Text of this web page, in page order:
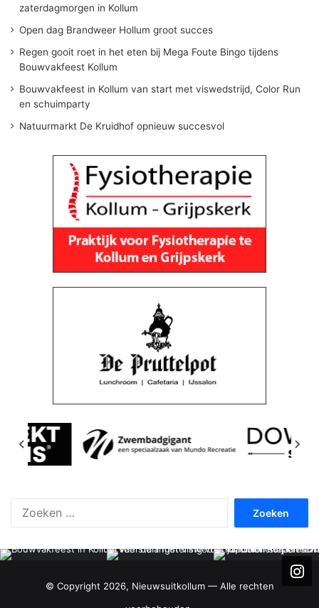
zaterdagmorgen in Kollum
Open dag Brandweer Hollum groot succes
Regen gooit roet in het eten bij Mega Foute Bingo tijdens
Bouwvakfeest Kollum
Bouwvakfeest in Kollum van start met viswedstrijd, Color Run
en schuimparty
Natuurmarkt De Kruidhof opnieuw succesvol
© Copyright 2026, Nieuwsuitkollum — Alle rechten